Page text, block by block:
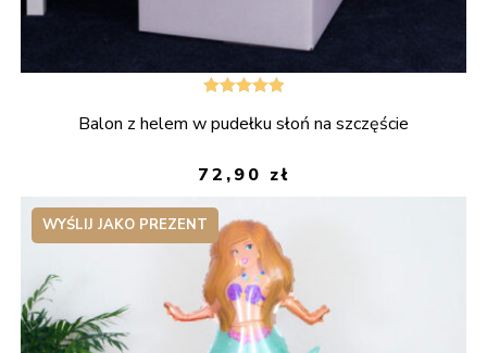
5.00na 5
Balon z helem w pudełku słoń na szczęście
72,90 zł
WYŚLIJ JAKO PREZENT